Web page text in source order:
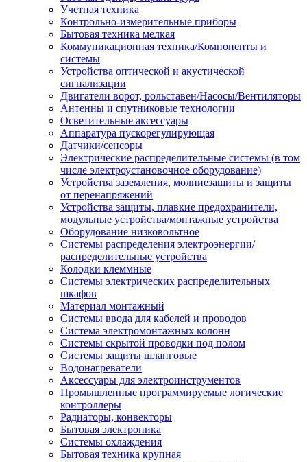
Учетная техника
Контрольно-измерительные приборы
Бытовая техника мелкая
Коммуникационная техника/Компоненты и
системы
Устройства оптической и акустической
сигнализации
Двигатели ворот, рольставен/Насосы/Вентиляторы
Антенны и спутниковые технологии
Осветительные аксессуары
Аппаратура пускорегулирующая
Датчики/сенсоры
Электрические распределительные системы (в том
числе электроустановочное оборудование)
Устройства заземления, молниезащиты и защиты
от перенапряжений
Устройства защиты, плавкие предохранители,
модульные устройства/монтажные устройства
Оборудование низковольтное
Системы распределения электроэнергии/
распределительные устройства
Колодки клеммные
Системы электрических распределительных
шкафов
Материал монтажный
Системы ввода для кабелей и проводов
Система электромонтажных колонн
Системы скрытой проводки под полом
Системы защиты шланговые
Водонагреватели
Аксессуары для электроинструментов
Промышленные программируемые логические
контроллеры
Радиаторы, конвекторы
Бытовая электроника
Системы охлаждения
Бытовая техника крупная